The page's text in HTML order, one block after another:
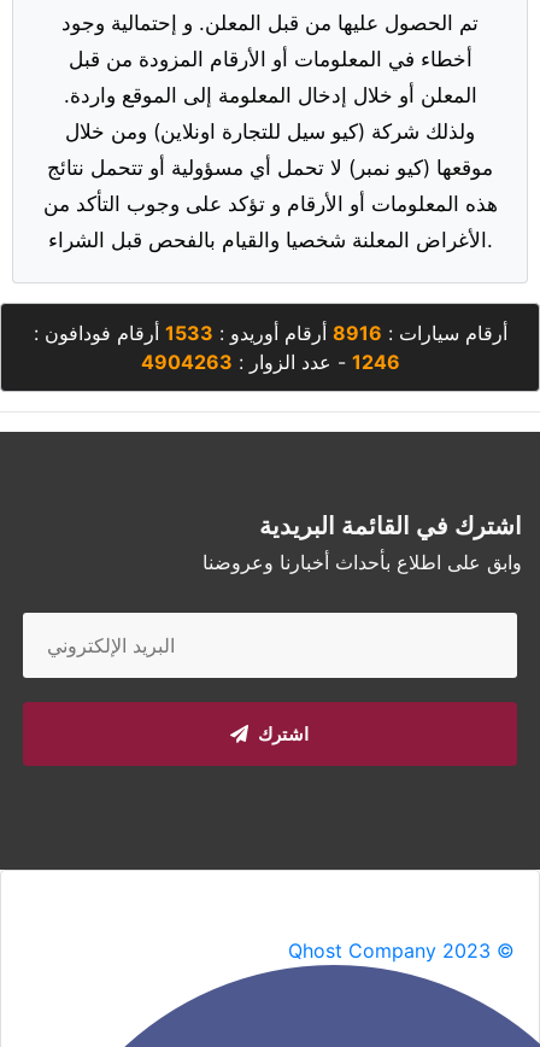
تم الحصول عليها من قبل المعلن. و إحتمالية وجود
أخطاء في المعلومات أو الأرقام المزودة من قبل
المعلن أو خلال إدخال المعلومة إلى الموقع واردة.
ولذلك شركة (كيو سيل للتجارة اونلاين) ومن خلال
موقعها (كيو نمبر) لا تحمل أي مسؤولية أو تتحمل نتائج
هذه المعلومات أو الأرقام و تؤكد على وجوب التأكد من
الأغراض المعلنة شخصيا والقيام بالفحص قبل الشراء.
أرقام سيارات : 8916 أرقام أوريدو : 1533 أرقام فودافون :
1246 - عدد الزوار : 4904263
اشترك في القائمة البريدية
وابق على اطلاع بأحداث أخبارنا وعروضنا
اشترك
Qhost Company 2023 ©